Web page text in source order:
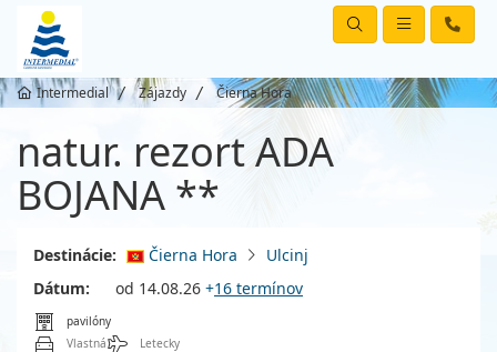
Intermedial Zájazdy Čierna Hora
natur. rezort ADA
BOJANA **
Destinácie: Čierna Hora
Ulcinj
Dátum:
od 14.08.26 +16 termínov
pavilóny
Vlastná
Letecky